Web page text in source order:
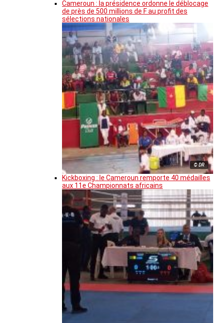
Cameroun : la présidence ordonne le déblocage
de près de 500 millions de F au profit des
sélections nationales
© DR
Kickboxing : le Cameroun remporte 40 médailles
aux 11e Championnats africains